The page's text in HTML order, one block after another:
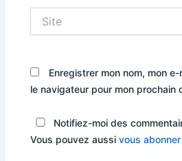
Enregistrer mon nom, mon
le navigateur pour mon prochain
Notifiez-moi des
Vous pouvez aussivous abonner